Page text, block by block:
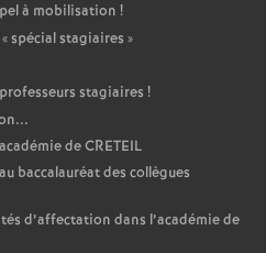
à mobilisation !
spécial stagiaires »
stagiaires !
deCRETEIL
baccalauréat des collègues
d’affectation dans l’académie de